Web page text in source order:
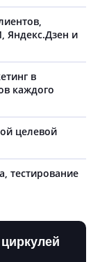
Яндекс.Дзен и
в
каждого
целевой
тестирование